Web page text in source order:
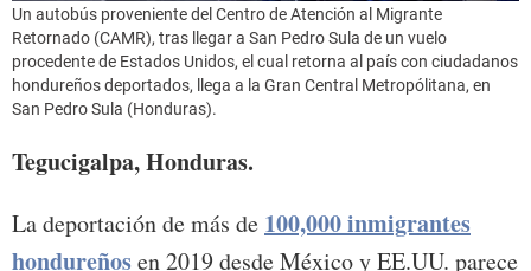
Un autobús proveniente del Centro de Atención al Migrante
Retornado (CAMR), tras llegar a San Pedro Sula de un vuelo
procedente de Estados Unidos, el cual retorna al país con ciudadanos
hondureños deportados, llega a la Gran Central Metropólitana, en
San Pedro Sula (Honduras).
Tegucigalpa, Honduras.
La deportación de más de 100,000 inmigrantes
hondureñosen 2019 desde México y EE.UU. parece